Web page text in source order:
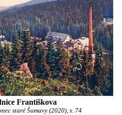
Františkova
staré Šumavy (2020), s. 74